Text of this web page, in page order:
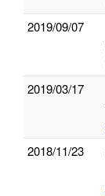
2019/09/07
2019/03/17
2018/11/23